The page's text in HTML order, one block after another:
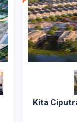
Kita